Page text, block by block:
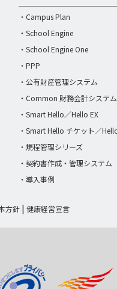
・Campus Plan
・School Engine
・School Engine One
・PPP
・公有財産管理システム
・Common 財務会計システム
・Smart Hello／Hello EX
・Smart Hello チケット／
・規程管理シリーズ
・契約書作成・管理システム
・導入事例
方針 健康経営宣言